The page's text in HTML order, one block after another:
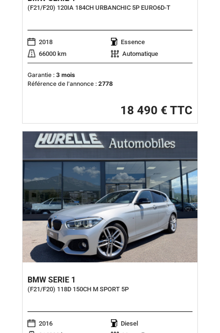
(F21/F20) 120IA 184CH URBANCHIC 5P EURO6D-T
2018
Essence
66000 km
Automatique
Garantie : 3 mois
Référence de l'annonce : 2778
18 490 € TTC
BMW SERIE 1
(F21/F20) 118D 150CH M SPORT 5P
2016
Diesel